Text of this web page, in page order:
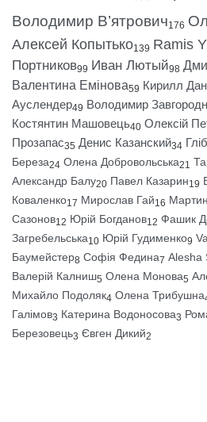
Володимир В’ятрович176
Алексей Копытько139 Ramis
Портников99 Иван Лютый98
Валентина Емінова59 Кирилл
Ауслендер49 Володимир
Костянтин Машовець40 Олексій
Прозапас35 Денис Казанский34
Береза24 Олена Добровольська21
Александр Балу20 Павел Казарин19
Коваленко17 Мирослав Гай16
Сазонов12 Юрій Богданов12 Фашик
Загребельська10 Юрій Гудименко9
Баумейстер8 Софія Федина7 Alesha
Валерій Калниш5 Олена Монова5
Михайло Подоляк4 Олена Трибушна
Галімов3 Катерина Водоносова3
Березовець3 Євген Дикий2